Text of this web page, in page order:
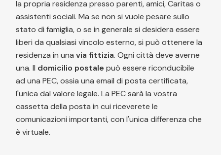
la propria residenza presso parenti, amici, Caritas o
assistenti sociali. Ma se non si vuole pesare sullo
stato di famiglia, o se in generale si desidera essere
liberi da qualsiasi vincolo esterno, si può ottenere la
residenza in una via fittizia. Ogni città deve averne
una. Il domicilio postale può essere riconducibile
ad una PEC, ossia una email di posta certificata,
l'unica dal valore legale. La PEC sarà la vostra
cassetta della posta in cui riceverete le
comunicazioni importanti, con l'unica differenza che
è virtuale.